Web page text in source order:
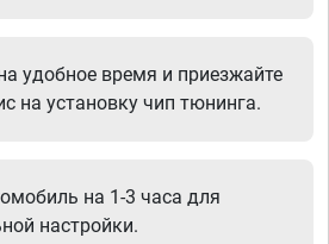
удобное время и приезжайте
на установку чип тюнинга.
на 1-3 часа для
настройки.